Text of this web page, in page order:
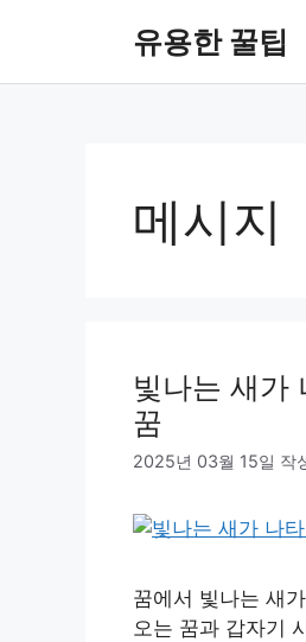
유용한 꿀팁
메시지
빛나는 새가
꿈
2025년 03월 15일 작
꿈에서 빛나는 새
오는 꿈과 갑자기